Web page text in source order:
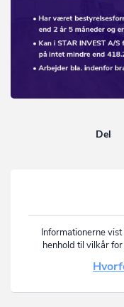
Del
Informationerne
henhold til vilkår